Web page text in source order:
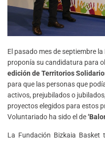
El pasado mes de septiembre la
proponía su candidatura para
edición de Territorios
para que las personas que
activos, prejubilados o
proyectos elegidos para estos
Voluntariado ha sido el de
La Fundación Bizkaia